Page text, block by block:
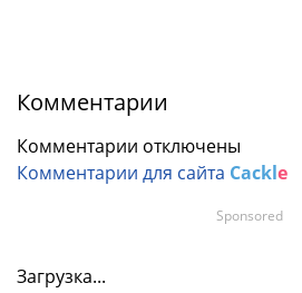
Комментарии
Комментарии отключены
Комментарии для сайта Cackle
Загрузка...
Sponsored